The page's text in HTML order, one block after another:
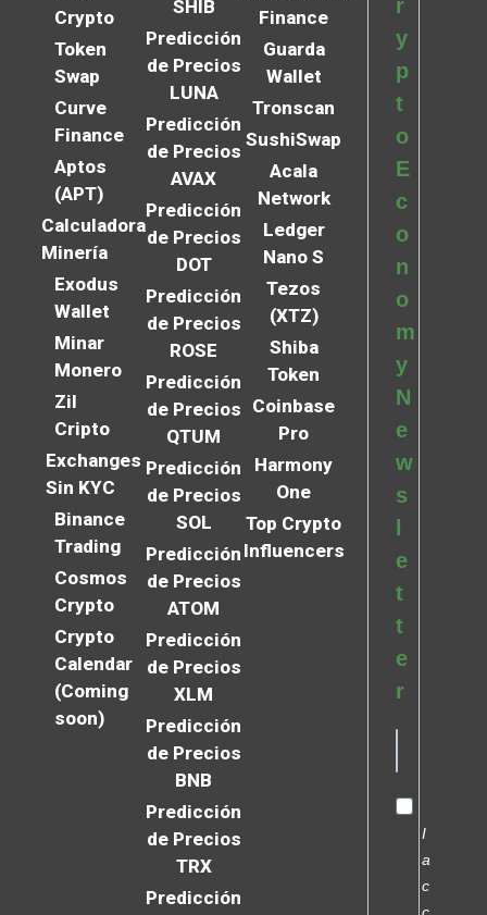
Crypto
Token
Swap
Curve
Finance
Aptos
(APT)
Calculadora
Minería
Exodus
Wallet
Minar
Monero
Zil
Cripto
Exchanges
Sin KYC
Binance
Trading
Cosmos
Crypto
Crypto
Calendar
(Coming
soon)
SHIB
Predicción
de Precios
LUNA
Predicción
de Precios
AVAX
Predicción
de Precios
DOT
Predicción
de Precios
ROSE
Predicción
de Precios
QTUM
Predicción
de Precios
SOL
Predicción
de Precios
ATOM
Predicción
de Precios
XLM
Predicción
de Precios
BNB
Predicción
de Precios
TRX
Predicción
Finance
Guarda
Wallet
Tronscan
SushiSwap
Acala
Network
Ledger
Nano S
Tezos
(XTZ)
Shiba
Token
Coinbase
Pro
Harmony
One
Top Crypto
Influencers
r
y
p
t
o
E
c
o
n
o
m
y
N
e
w
s
e
t
t
e
r
I
a
c